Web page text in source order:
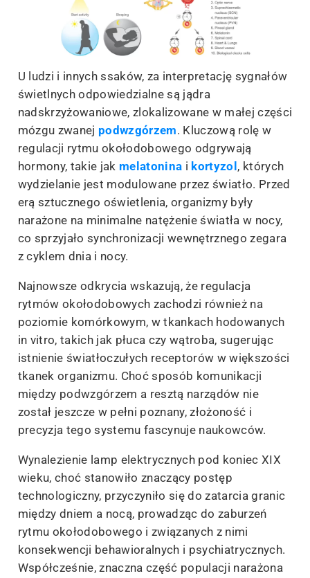
U ludzi i innych ssaków, za interpretację sygnałów
świetlnych odpowiedzialne są jądra
nadskrzyżowaniowe, zlokalizowane w małej części
mózgu zwanej podwzgórzem. Kluczową rolę w
regulacji rytmu okołodobowego odgrywają
hormony, takie jak melatonina i kortyzol , których
wydzielanie jest modulowane przez światło. Przed
erą sztucznego oświetlenia, organizmy były
narażone na minimalne natężenie światła w nocy,
co sprzyjało synchronizacji wewnętrznego zegara
z cyklem dnia i nocy.
Najnowsze odkrycia wskazują, że regulacja
rytmów okołodobowych zachodzi również na
poziomie komórkowym, w tkankach hodowanych
in vitro, takich jak płuca czy wątroba, sugerując
istnienie światłoczułych receptorów w większości
tkanek organizmu. Choć sposób komunikacji
między podwzgórzem a resztą narządów nie
został jeszcze w pełni poznany, złożoność i
precyzja tego systemu fascynuje naukowców.
Wynalezienie lamp elektrycznych pod koniec XIX
wieku, choć stanowiło znaczący postęp
technologiczny, przyczyniło się do zatarcia granic
między dniem a nocą, prowadząc do zaburzeń
rytmu okołodobowego i związanych z nimi
konsekwencji behawioralnych i psychiatrycznych.
Współcześnie, znaczna część populacji narażona